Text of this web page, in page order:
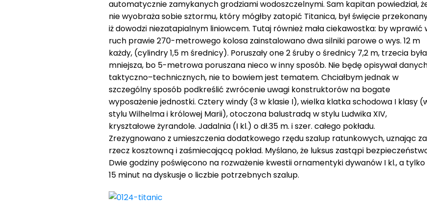
automatycznie zamykanych grodziami wodoszczelnymi. Sam kapitan powiedział,
nie wyobraża sobie sztormu, który mógłby zatopić Titanica, był święcie
iż dowodzi niezatapialnym liniowcem. Tutaj również mała ciekawostka: by wprawić
ruch prawie 270-metrowego kolosa zainstalowano dwa silniki parowe o wys. 12 m
każdy, (cylindry 1,5 m średnicy). Poruszały one 2 śruby o średnicy 7,2 m, trzecia była
mniejsza, bo 5-metrowa poruszana nieco w inny sposób. Nie będę opisywał
taktyczno–technicznych, nie to bowiem jest tematem. Chciałbym jednak w
szczególny sposób podkreślić zwrócenie uwagi konstruktorów na bogate
wyposażenie jednostki. Cztery windy (3 w klasie I), wielka klatka schodowa I klasy
stylu Wilhelma i królowej Marii), otoczona balustradą w stylu Ludwika XIV,
kryształowe żyrandole. Jadalnia (I kl.) o dł.35 m. i szer. całego pokładu.
Zrezygnowano z umieszczenia dodatkowego rzędu szalup ratunkowych, uznając za
rzecz kosztowną i zaśmiecającą pokład. Myślano, że luksus zastąpi
Dwie godziny poświęcono na rozważenie kwestii ornamentyki dywanów I kl., a tylko
15 minut na dyskusje o liczbie potrzebnych szalup.